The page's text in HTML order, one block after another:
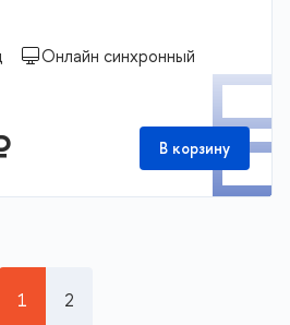
Онлайн синхронный
В корзину
1 2